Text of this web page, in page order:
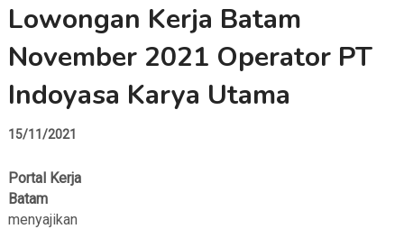
Lowongan Kerja Batam
November 2021 Operator PT
Indoyasa Karya Utama
15/11/2021
Portal Kerja
Batam
menyajikan